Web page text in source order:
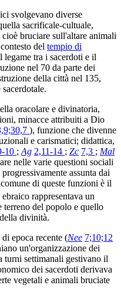
svolgevano diverse
sacrificale-cultuale,
bruciare sull'altare animali
del tempio di
legame tra i sacerdoti e il
nel 70 da parte dei
della città nel 135,
oracolare e divinatoria,
minacce attribuiti a Dio
), funzione che divenne
e carismatici; didattica,
10 ; Ag 2,11-14 ; Zc 7,3 ; Mal
nelle varie questioni sociali
assunta dai
di queste funzioni è il
rappresentava un
terreno del popolo e quello
divinità.
epoca recente (Nee 7;10;12
un'organizzazione dei
turni settimanali gestivano il
dei sacerdoti derivava
vegetali e animali bruciate